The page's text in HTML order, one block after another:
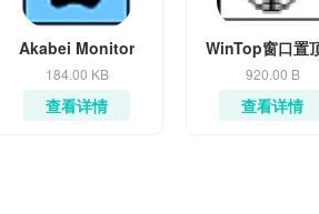
Akabei Monitor
184.00 KB
查看详情
WinTop窗口置
920.00 B
查看详情